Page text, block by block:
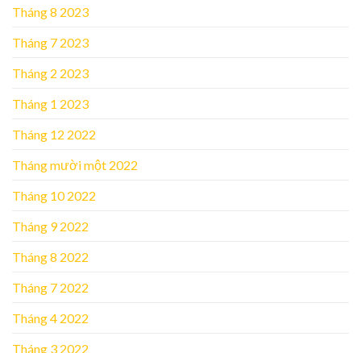
Tháng 8 2023
Tháng 7 2023
Tháng 2 2023
Tháng 1 2023
Tháng 12 2022
Tháng mười một 2022
Tháng 10 2022
Tháng 9 2022
Tháng 8 2022
Tháng 7 2022
Tháng 4 2022
Tháng 3 2022